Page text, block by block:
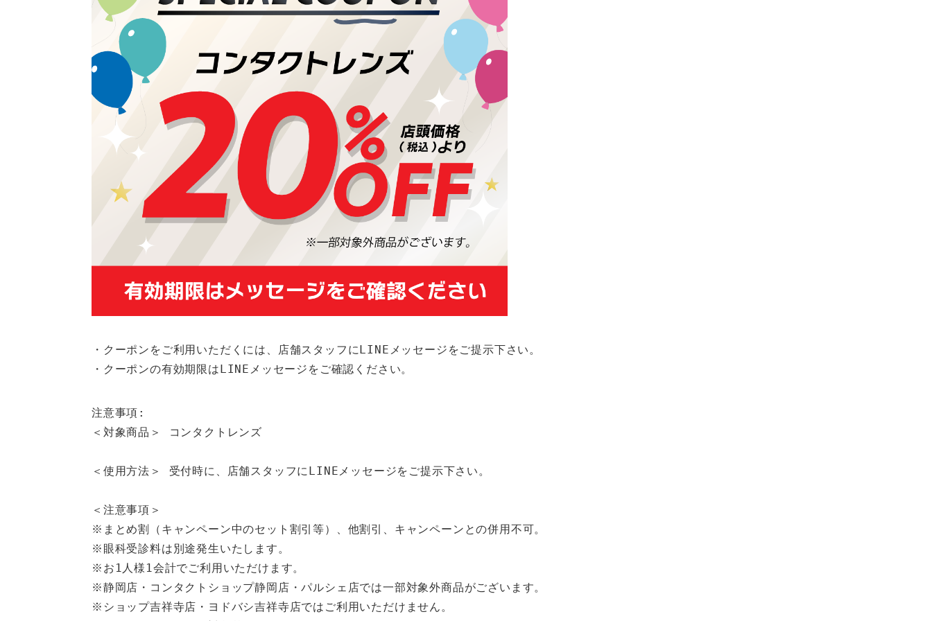
・クーポンをご利用いただくには、店舗スタッフにLINEメッセージをご提示下さい。
・クーポンの有効期限はLINEメッセージをご確認ください。
注意事項:
＜対象商品＞ コンタクトレンズ
＜使用方法＞ 受付時に、店舗スタッフにLINEメッセージをご提示下さい。
＜注意事項＞
※まとめ割（キャンペーン中のセット割引等）、他割引、キャンペーンとの併用不可。
※眼科受診料は別途発生いたします。
※お1人様1会計でご利用いただけます。
※静岡店・コンタクトショップ静岡店・パルシェ店では一部対象外商品がございます。
※ショップ吉祥寺店・ヨドバシ吉祥寺店ではご利用いただけません。